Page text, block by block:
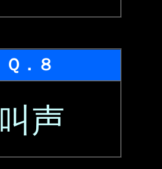
Ｑ．８
叫声